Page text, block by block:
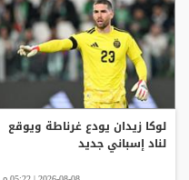
لوكا زيدان يودع غرناطة ويوقع
لناد إسباني جديد